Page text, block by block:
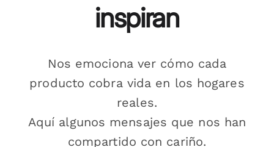
inspiran
Nos emociona ver cómo cada
producto cobra vida en los hogares
reales.
Aquí algunos mensajes que nos han
compartido con cariño.